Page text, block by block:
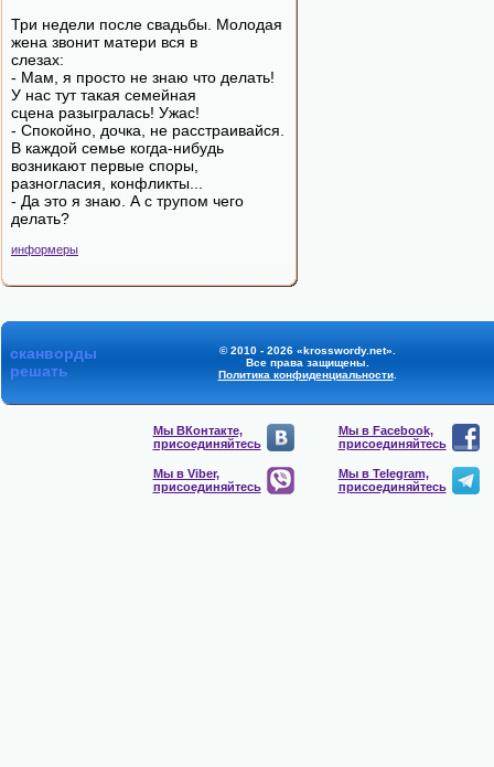
Три недели после свадьбы. Молодая
жена звонит матери вся в
слезах:
- Мам, я просто не знаю что делать!
У нас тут такая семейная
сцена разыгралась! Ужас!
- Спокойно, дочка, не расстраивайся.
В каждой семье когда-нибудь
возникают первые споры,
разногласия, конфликты...
- Да это я знаю. А с трупом чего
делать?
информеры
сканворды
решать
© 2010 - 2026 «krosswordy.net».
Все права защищены.
Политика конфиденциальности.
Мы ВКонтакте,
присоединяйтесь
Мы в Facebook,
присоединяйтесь
Мы в Viber,
присоединяйтесь
Мы в Telegram,
присоединяйтесь